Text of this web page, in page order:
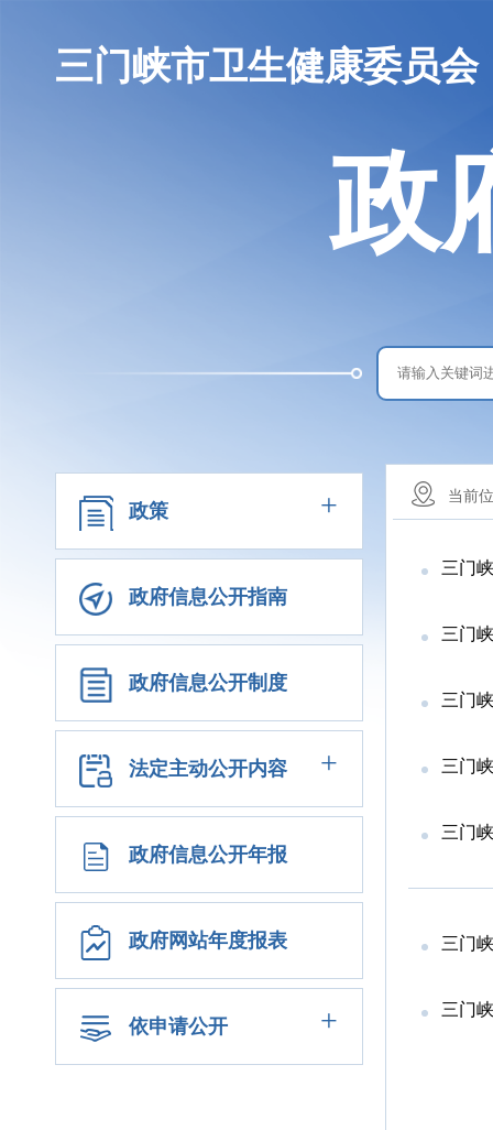
三门峡市卫生健康委员会
政
政策 +
政府信息公开指南
政府信息公开制度
法定主动公开内容 +
政府信息公开年报
政府网站年度报表
依申请公开 +
当前
三门
三门
三门
三门
三门
三门
三门